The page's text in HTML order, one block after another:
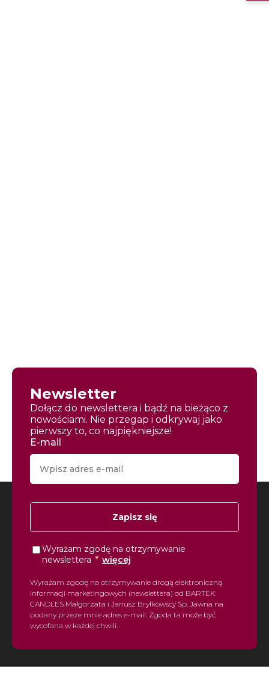
Newsletter
Dołącz do newslettera i bądź na bieżąco z
nowościami. Nie przegap i odkrywaj jako
pierwszy to, co najpiękniejsze!
E-mail
Zapisz się
Wyrażam zgodę na otrzymywanie
newslettera * więcej
Wyrażam zgodę na otrzymywanie drogą elektroniczną
informacji marketingowych (newslettera) od BARTEK
CANDLES Małgorzata i Janusz Bryłkowscy Sp. Jawna na
podany przeze mnie adres e-mail. Zgoda ta może być
wycofana w każdej chwili.